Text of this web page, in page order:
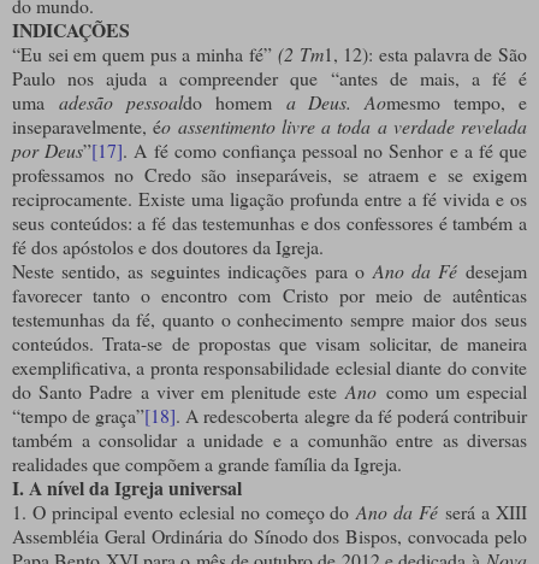
do mundo.
INDICAÇÕES
“Eu sei em quem pus a minha fé”(2 Tm1, 12): esta palavra de São
Paulo nos ajuda a compreender que “antes de mais, a fé é
uma adesão pessoaldo homem a Deus. Aomesmo tempo, e
inseparavelmente, éo assentimento livre a toda a verdade revelada
por Deus”[17]. A fé como confiança pessoal no Senhor e a fé que
professamos no Credo são inseparáveis, se atraem e se exigem
reciprocamente. Existe uma ligação profunda entre a fé vivida e os
seus conteúdos: a fé das testemunhas e dos confessores é também a
fé dos apóstolos e dos doutores da Igreja.
Neste sentido, as seguintes indicações para o Ano da Fédesejam
favorecer tanto o encontro com Cristo por meio de autênticas
testemunhas da fé, quanto o conhecimento sempre maior dos seus
conteúdos. Trata-se de propostas que visam solicitar, de maneira
exemplificativa, a pronta responsabilidade eclesial diante do convite
do Santo Padre a viver em plenitude esteAno como um especial
“tempo de graça”[18]. A redescoberta alegre da fé poderá contribuir
também a consolidar a unidade e a comunhão entre as diversas
realidades que compõem a grande família da Igreja.
I. A nível da Igreja universal
1. O principal evento eclesial no começo doAno da Fé será a XIII
Assembléia Geral Ordinária do Sínodo dos Bispos, convocada pelo